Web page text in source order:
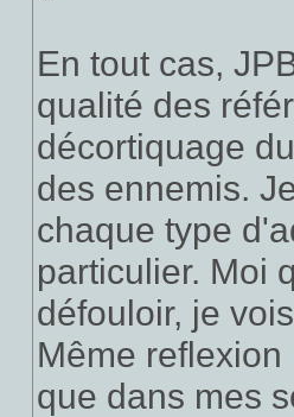
En tout cas,
qualité des
décortiquage
des ennemis.
chaque type
particulier. Moi
défouloir, je
Même
que dans mes